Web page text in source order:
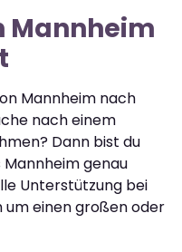
Mannheim
Mannheim nach
nach einem
Dann bist du
Mannheim genau
Unterstützung bei
um einen großen oder